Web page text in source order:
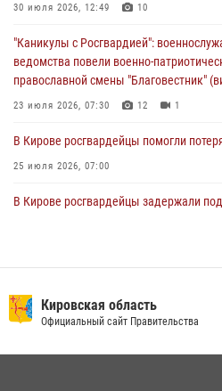
1 августа – День дежурной службы
01 августа 2026, 09:39
30 июля 2026, 12:49 10
"Каникулы с Росгвардией":
ведомства повели военно-
православной смены "Благовестник"
23 июля 2026, 07:30 12 1
В Кирове росгвардейцы помогли
25 июля 2026, 07:00
В Кирове росгвардейцы задержали
вневедомственную охрану и
22 июля 2026, 14:51 1 2
В Слободском росгвардейцы
Кировская область
Официальный сайт Правительства